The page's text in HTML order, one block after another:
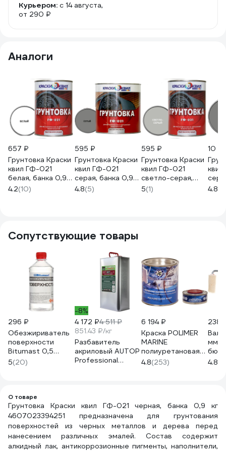
Курьером: c 14 августа,
от 290 ₽
Аналоги
657 ₽
Грунтовка Краски
квил ГФ-021
белая, банка 0,9
кг
4607023394305
4.2(10)
595 ₽
Грунтовка Краски
квил ГФ-021
серая, банка 0,9
кг 4690417014101
4.8(5)
595 ₽
Грунтовка Краски
квил ГФ-021
светло-серая,
банка 0,9 кг
4607023391144
5(1)
10
4.8
Сопутствующие товары
296 ₽
Обезжириватель
поверхности
Bitumast 0,5
л/0,35 кг
4607952901131
5(20)
-8%
4 172 ₽4 511 ₽
851.43 ₽/кг
Разбавитель
акриловый AUTOP
Professional
6 194 ₽
Краска POLIMER
MARINE
полиуретановая
двухкомпонентная
2К синяя
4.8(253)
238
мм,
5
4.8
О товаре
Грунтовка Краски квил ГФ-021 черная, банка 0,9 кг
4607023394251 предназначена для грунтования
поверхностей из черных металлов и дерева перед
нанесением различных эмалей. Состав содержит
алкидный лак, антикоррозионные пигменты, наполнители,